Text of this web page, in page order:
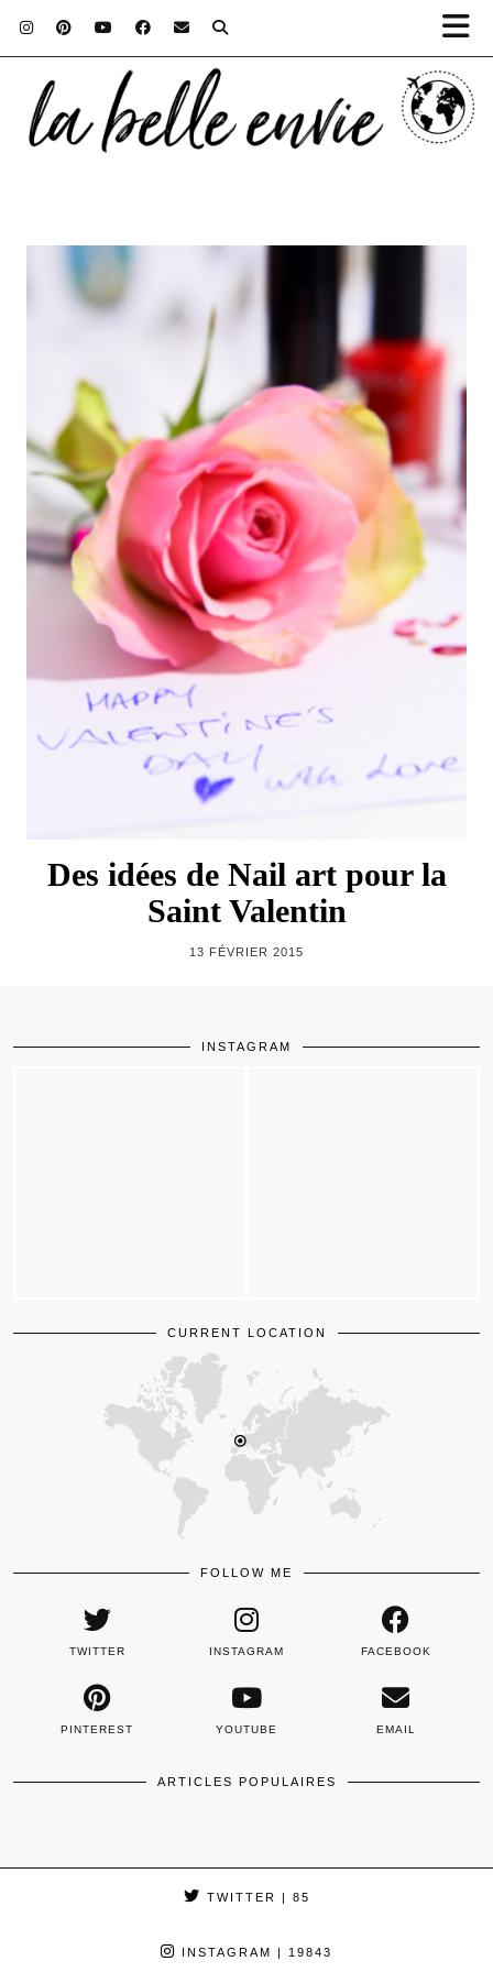
Des idées de Nail art pour la
Saint Valentin
13 FÉVRIER 2015
INSTAGRAM
CURRENT LOCATION
FOLLOW ME
TWITTER INSTAGRAM FACEBOOK
PINTEREST YOUTUBE EMAIL
ARTICLES POPULAIRES
TWITTER | 85
INSTAGRAM | 19843